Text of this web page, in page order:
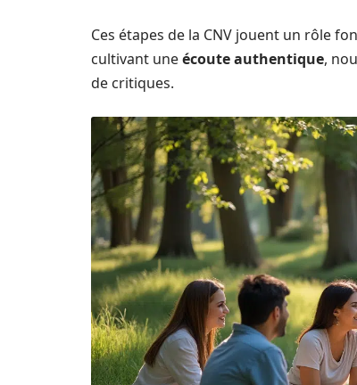
Ces étapes de la CNV jouent un rôle
cultivant uneécoute authentique,
de critiques.